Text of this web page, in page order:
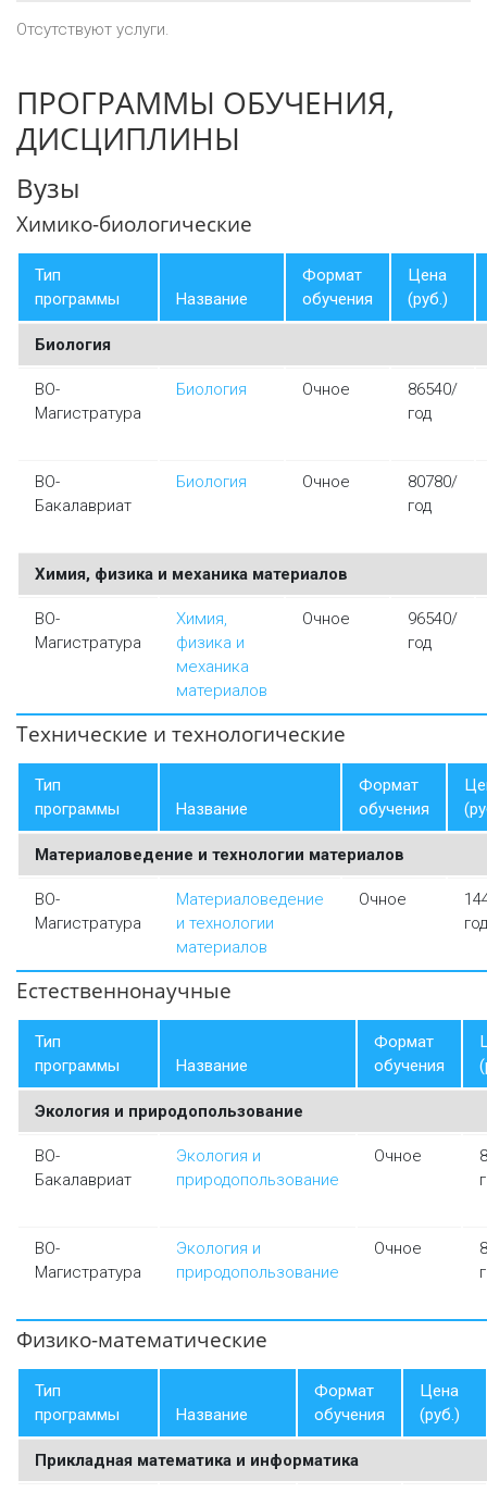
Отсутствуют услуги.
ПРОГРАММЫ ОБУЧЕНИЯ,
ДИСЦИПЛИНЫ
Вузы
Химико-биологические
Тип
программы
Название
Формат
обучения
Цена
(руб.)
Биология
ВО-
Магистратура
Биология Очное
86540/
год
ВО-
Бакалавриат
Биология Очное
80780/
год
Химия, физика и механика материалов
ВО-
Магистратура
Химия,
физика и
механика
материалов
Очное
96540/
год
Технические и технологические
Тип
программы
Название
Формат
обучения
Материаловедение и технологии материалов
ВО-
Магистратура
Материаловедение
и технологии
материалов
Очное
год
Естественнонаучные
Тип
программы
Название
Формат
обучения
Экология и природопользование
ВО-
Бакалавриат
Экология и
природопользование
Очное
ВО-
Магистратура
Экология и
природопользование
Очное
Физико-математические
Тип
программы
Название
Формат
обучения
Цена
(руб.)
Прикладная математика и информатика